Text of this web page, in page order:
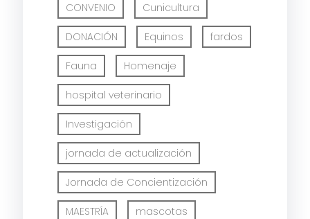
CONVENIO Cunicultura
DONACIÓN Equinos fardos
Fauna Homenaje
hospital veterinario
Investigación
jornada de actualización
Jornada de Concientización
MAESTRÍA mascotas